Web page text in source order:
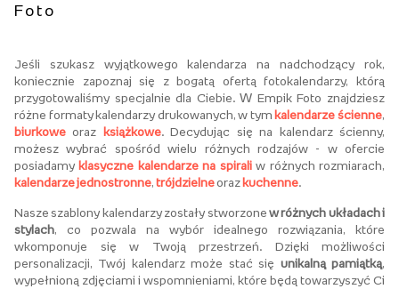
Foto
Jeśli szukasz wyjątkowego kalendarza na nadchodzący rok,
koniecznie zapoznaj się z bogatą ofertą fotokalendarzy, którą
przygotowaliśmy specjalnie dla Ciebie. W Empik Foto znajdziesz
różne formaty kalendarzy drukowanych, w tym kalendarze ścienne,
biurkowe oraz książkowe. Decydując się na kalendarz ścienny,
możesz wybrać spośród wielu różnych rodzajów - w ofercie
posiadamy klasyczne kalendarze na spiraliw różnych rozmiarach,
kalendarze jednostronne, trójdzielneoraz kuchenne.
Nasze szablony kalendarzy zostały stworzone w różnych układach i
stylach , co pozwala na wybór idealnego rozwiązania, które
wkomponuje się w Twoją przestrzeń. Dzięki możliwości
personalizacji, Twój kalendarz może stać się unikalną pamiątką
wypełnioną zdjęciami i wspomnieniami, które będą towarzyszyć Ci